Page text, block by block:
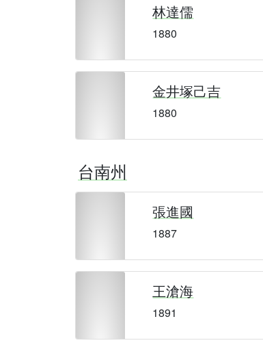
林達儒
1880
金井塚己吉
1880
台南州
張進國
1887
王滄海
1891